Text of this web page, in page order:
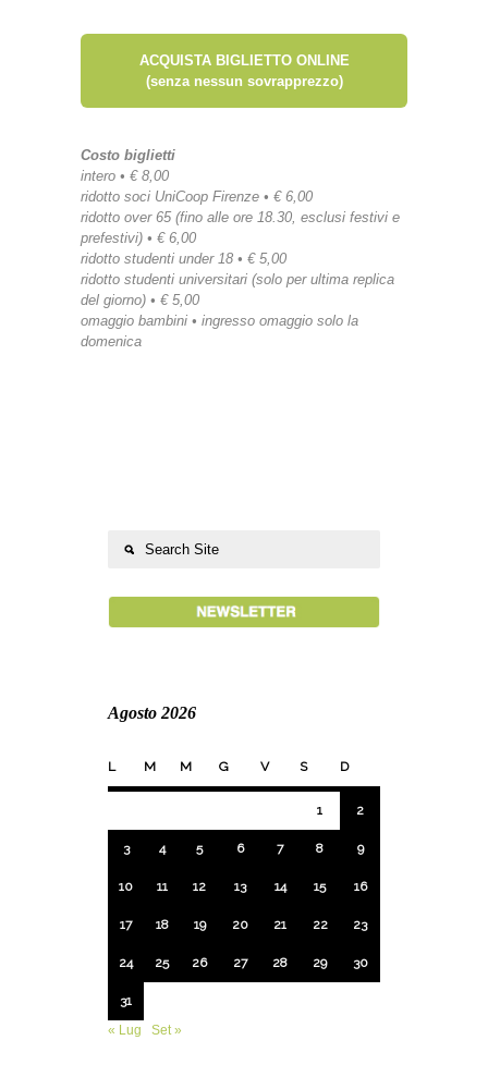
ACQUISTA BIGLIETTO ONLINE
(senza nessun sovrapprezzo)
Costo biglietti
intero • € 8,00
ridotto soci UniCoop Firenze • € 6,00
ridotto over 65 (fino alle ore 18.30, esclusi festivi e
prefestivi) • € 6,00
ridotto studenti under 18 • € 5,00
ridotto studenti universitari (solo per ultima replica
del giorno) • € 5,00
omaggio bambini • ingresso omaggio solo la
domenica
Agosto 2026
L M M G V S D
1 2
3 4 5 6 7 8 9
10 11 12 13 14 15 16
17 18 19 20 21 22 23
24 25 26 27 28 29 30
31
« Lug
Set »